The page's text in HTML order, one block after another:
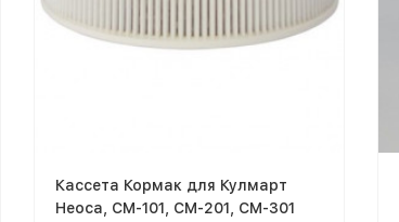
Кассета Кормак для Кулмарт
Неоса, СМ-101, СМ-201, СМ-301